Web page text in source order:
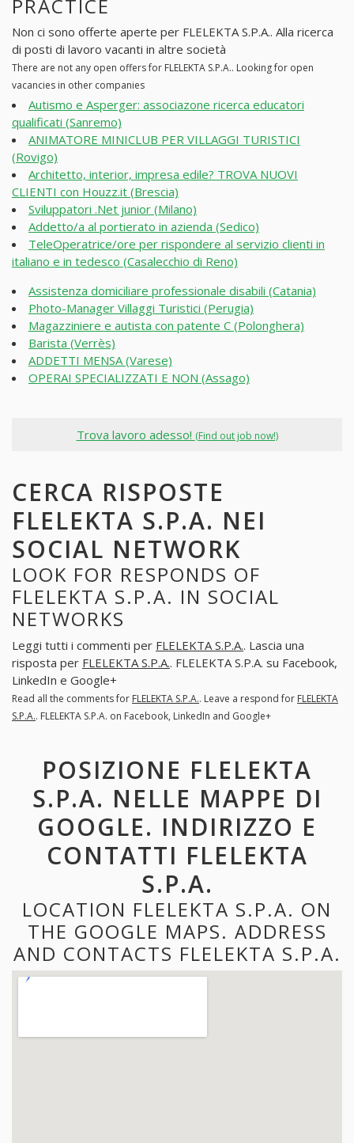
PRACTICE
Non ci sono offerte aperte per FLELEKTA S.P.A.. Alla ricerca
di posti di lavoro vacanti in altre società
There are not any open offers for FLELEKTA S.P.A.. Looking for open
vacancies in other companies
Autismo e Asperger: associazone ricerca educatori
qualificati (Sanremo)
ANIMATORE MINICLUB PER VILLAGGI TURISTICI
(Rovigo)
Architetto, interior, impresa edile? TROVA NUOVI
CLIENTI con Houzz.it (Brescia)
Sviluppatori .Net junior (Milano)
Addetto/a al portierato in azienda (Sedico)
TeleOperatrice/ore per rispondere al servizio clienti in
italiano e in tedesco (Casalecchio di Reno)
Assistenza domiciliare professionale disabili (Catania)
Photo-Manager Villaggi Turistici (Perugia)
Magazziniere e autista con patente C (Polonghera)
Barista (Verrès)
ADDETTI MENSA (Varese)
OPERAI SPECIALIZZATI E NON (Assago)
Trova lavoro adesso! (Find out job now!)
CERCA RISPOSTE
FLELEKTA S.P.A. NEI
SOCIAL NETWORK
LOOK FOR RESPONDS OF
FLELEKTA S.P.A. IN SOCIAL
NETWORKS
Leggi tutti i commenti per FLELEKTA S.P.A.. Lascia una
risposta per FLELEKTA S.P.A.. FLELEKTA S.P.A. su Facebook,
LinkedIn e Google+
Read all the comments for FLELEKTA S.P.A.. Leave a respond for FLELEKTA
S.P.A.. FLELEKTA S.P.A. on Facebook, LinkedIn and Google+
POSIZIONE FLELEKTA
S.P.A. NELLE MAPPE DI
GOOGLE. INDIRIZZO E
CONTATTI FLELEKTA
S.P.A.
LOCATION FLELEKTA S.P.A. ON
THE GOOGLE MAPS. ADDRESS
AND CONTACTS FLELEKTA S.P.A.